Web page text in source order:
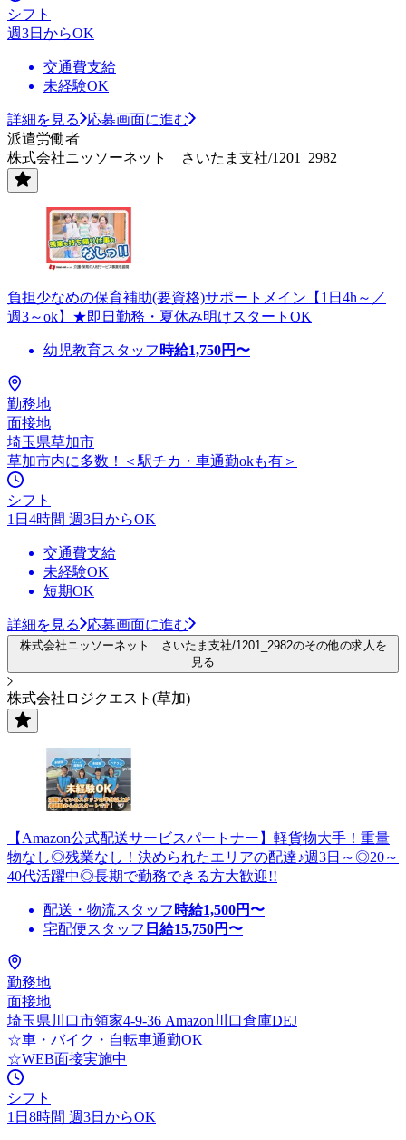
シフト
週3日からOK
交通費支給
未経験OK
詳細を見る
応募画面に進む
派遣労働者
株式会社ニッソーネット さいたま支社/1201_2982
負担少なめの保育補助(要資格)サポートメイン【1日4h～／
週3～ok】★即日勤務・夏休み明けスタートOK
幼児教育スタッフ 時給1,750円〜
勤務地
面接地
埼玉県草加市
草加市内に多数！＜駅チカ・車通勤okも有＞
シフト
1日4時間 週3日からOK
交通費支給
未経験OK
短期OK
詳細を見る 応募画面に進む
株式会社ニッソーネット さいたま支社/1201_2982のその他の求人を
見る
株式会社ロジクエスト(草加)
【Amazon公式配送サービスパートナー】軽貨物大手！重量
物なし◎残業なし！決められたエリアの配達♪週3日～◎20～
40代活躍中◎長期で勤務できる方大歓迎!!
配送・物流スタッフ 時給1,500円〜
宅配便スタッフ 日給15,750円〜
勤務地
面接地
埼玉県川口市領家4-9-36 Amazon川口倉庫DEJ
☆車・バイク・自転車通勤OK
☆WEB面接実施中
シフト
1日8時間 週3日からOK